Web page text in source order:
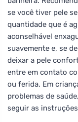
se você tiver pele
quantidade que é
aconselhável
suavemente e, se
deixar a pele
entre em contato
ou ferida. Em
problemas de
seguir as